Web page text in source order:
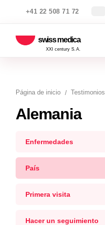
+41 22 508 71 72
swiss medica
XXI century S.A.
Página de inicio Testimonios
Alemania
Enfermedades
País
Primera visita
Hacer un seguimiento